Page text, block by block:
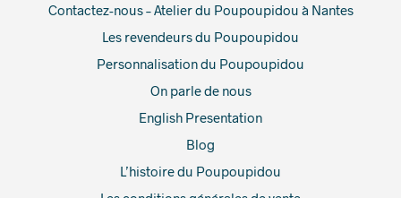
Contactez-nous – Atelier du Poupoupidou à Nantes
Les revendeurs du Poupoupidou
Personnalisation du Poupoupidou
On parle de nous
English Presentation
Blog
L’histoire du Poupoupidou